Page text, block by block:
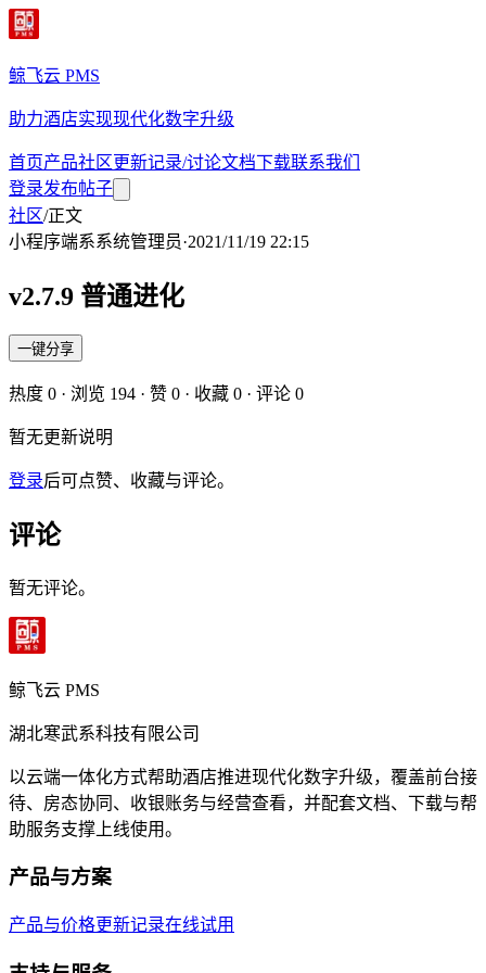
鲸飞云 PMS
助力酒店实现现代化数字升级
首页产品社区更新记录/讨论文档下载联系我们
登录发布帖子
社区/正文
小程序端系系统管理员·2021/11/19 22:15
v2.7.9 普通进化
一键分享
热度 0 · 浏览 194 · 赞 0 · 收藏 0 · 评论 0
暂无更新说明
登录后可点赞、收藏与评论。
评论
暂无评论。
鲸飞云 PMS
湖北寒武系科技有限公司
以云端一体化方式帮助酒店推进现代化数字升级，覆盖前台接
待、房态协同、收银账务与经营查看，并配套文档、下载与帮
助服务支撑上线使用。
产品与方案
产品与价格更新记录在线试用